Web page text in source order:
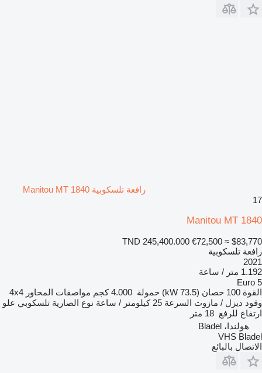
رافعة تلسكوبية Manitou MT 1840
17
Manitou MT 1840
TND 245,400.000 €72,500 ≈ $83,770
رافعة تلسكوبية
2021
1.192 متر / ساعة
Euro 5
القوة 100 حصان (73.5 kW) حمولة 4.000 كجم مواصفات المحاور 4x4
وقود ديزل / مازوت السرعة 25 كيلومتر / ساعة نوع الصارية تلسكوبي علو
ارتفاع للرفع 18 متر
هولندا، Bladel
VHS Bladel
الاتصال بالبائع